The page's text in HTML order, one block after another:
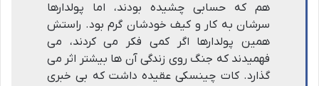
هم که حسابی چشیده بودند، اما پولدارها
سرشان به کار و کیف خودشان گرم بود. راستش
همین پولدارها اگر کمی فکر می کردند، می
فهمیدند که جنگ روی زندگی آن ها بیشتر اثر می
گذارد. کات چینسکی عقیده داشت که بی خبری